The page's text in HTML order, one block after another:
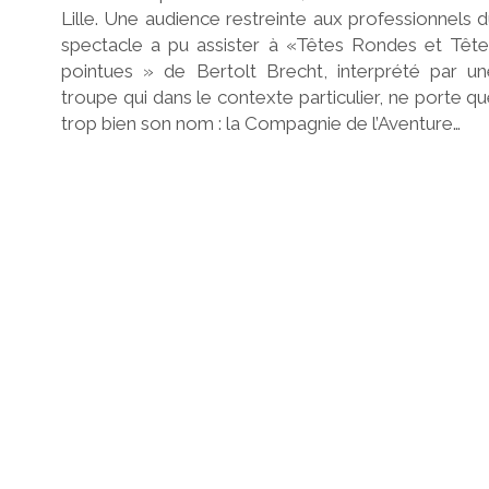
Lille. Une audience restreinte aux professionnels
spectacle a pu assister à «Têtes Rondes et
pointues » de Bertolt Brecht, interprété par
troupe qui dans le contexte particulier, ne porte
trop bien son nom : la Compagnie de l’Aventure…